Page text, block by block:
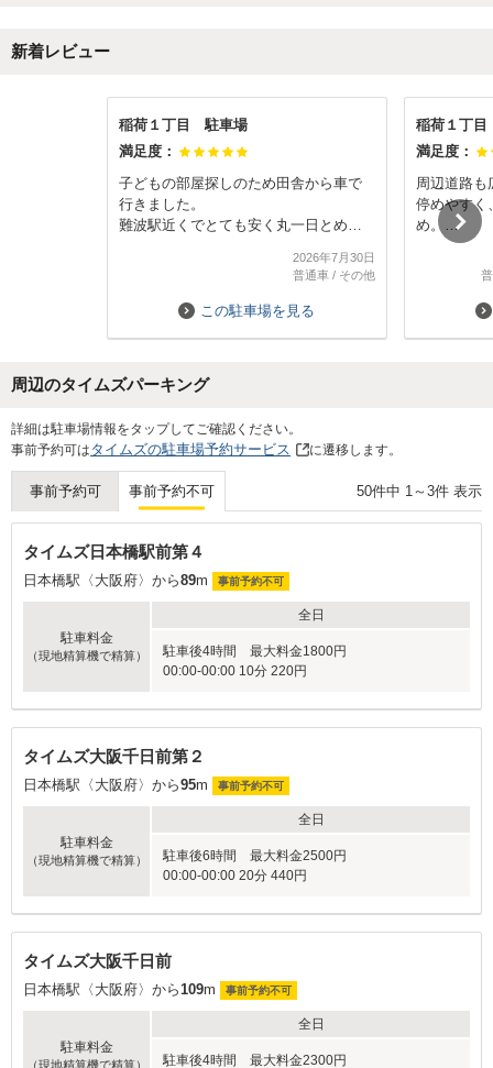
新着レビュー
稲荷１丁目 駐車場
満足度：
子どもの部屋探しのため田舎から車で
行きました。
難波駅近くでとても安く丸一日とめら
2026年7月30日
普通車/ その他
この駐車場を見る
稲荷１丁
満足度：
周辺道路も
停めやすく
め。
ネット予
いれば当
車場でゲ
周辺のタイムズパーキング
詳細は駐車場情報をタップしてご確認ください。
事前予約可はタイムズの駐車場予約サービス に遷移します。
事前予約可 事前予約不可 50件中 1 ～ 3件 表示
タイムズ日本橋駅前第４
日本橋駅〈大阪府〉から89m 事前予約不可
駐車料金
（現地精算機で精算）
全日
駐車後4時間 最大料金1800円
00:00-00:00 10分 220円
タイムズ大阪千日前第２
日本橋駅〈大阪府〉から95m 事前予約不可
駐車料金
（現地精算機で精算）
全日
駐車後6時間 最大料金2500円
00:00-00:00 20分 440円
タイムズ大阪千日前
日本橋駅〈大阪府〉から109m 事前予約不可
駐車料金
（現地精算機で精算）
全日
駐車後4時間 最大料金2300円